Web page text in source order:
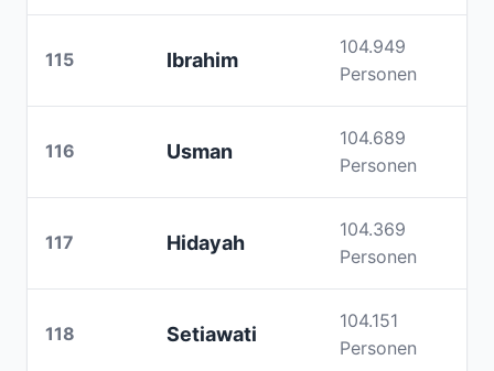
115 Ibrahim
104.949
Personen
116 Usman
104.689
Personen
117 Hidayah
104.369
Personen
118 Setiawati
104.151
Personen